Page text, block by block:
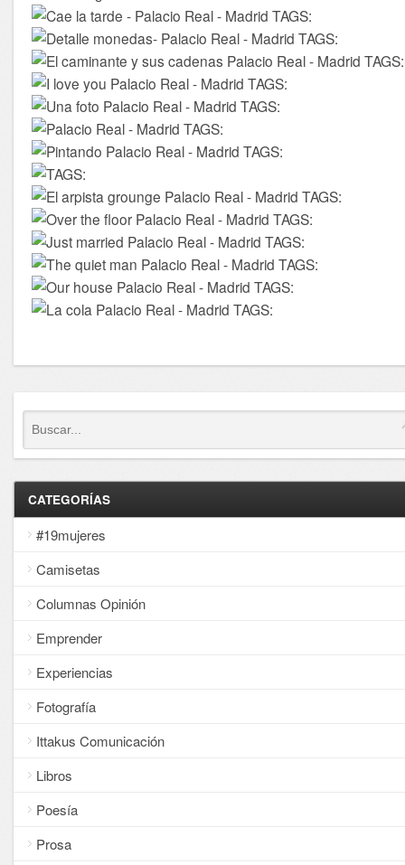
CATEGORÍAS
#19mujeres
Camisetas
Columnas Opinión
Emprender
Experiencias
Fotografía
Ittakus Comunicación
Libros
Poesía
Prosa